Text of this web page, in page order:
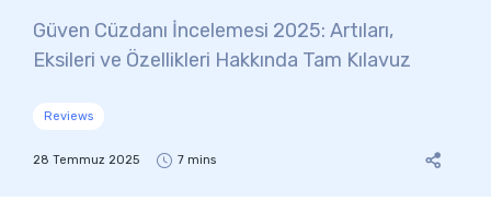
Güven Cüzdanı İncelemesi 2025: Artıları,
Eksileri ve Özellikleri Hakkında Tam Kılavuz
Reviews
28 Temmuz 2025 7 mins